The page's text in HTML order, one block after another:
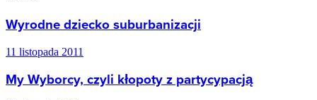
Wyrodne dziecko suburbanizacji
11 listopada 2011
My Wyborcy, czyli kłopoty z partycypacją